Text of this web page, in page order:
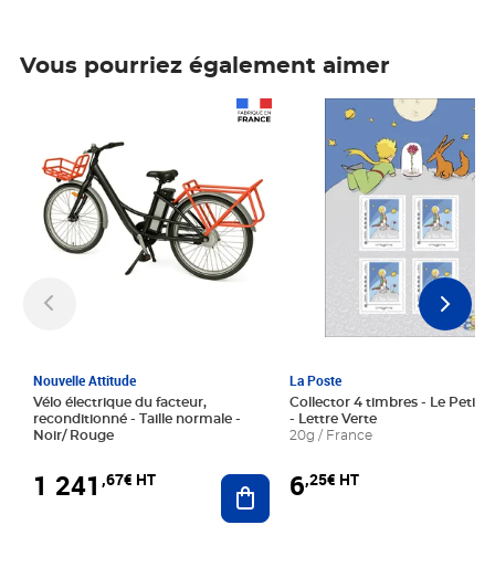
Vous pourriez également aimer
Nouvelle Attitude
Vélo électrique du facteur,
reconditionné - Taille normale -
Noir/ Rouge
1 241 ,67€ HT Ajouter au panier
La Poste
Collector 4 timbres - Le Petit
- Lettre Verte
20g / France
6,25€ HT
Prix 6,25€ HT